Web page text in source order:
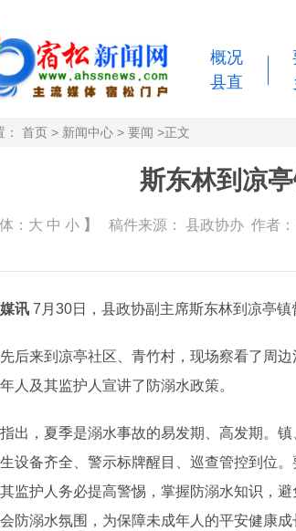
概况
县直
： 首页 > 新闻中心 > 要闻 >正文
斯东林到凉
： 大 中 小】 稿件来源： 县政协办作者：
讯 7月30日，县政协副主席斯东林到凉亭
来到凉亭社区、青竹村，现场察看了周边
人及其监护人宣讲了防溺水政策。
，夏季是溺水事故的易发期、高发期。镇
设备齐全、警示标牌醒目、巡查管控到位
监护人务必提高警惕，掌握防溺水知识，
防溺水氛围，为保障未成年人的平安健康成